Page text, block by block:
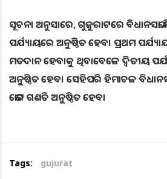
ସୂଚନା ଅନୁସାରେ, ଗୁଜୁରାଟରେ ବିଧାନସଭା
ପର୍ଯ୍ୟାୟରେ ଅନୁଷ୍ଠିତ ହେବ। ପ୍ରଥମ
ମତଦାନ ହେବାକୁ ଥିବାବେଳେ ଦ୍ୱିତୀୟ
ଅନୁଷ୍ଠିତ ହେବ। ସେହିପରି ହିମାଚଳ
ଭୋଟ ଗଣତି ଅନୁଷ୍ଠିତ ହେବ।
Tags: gujurat